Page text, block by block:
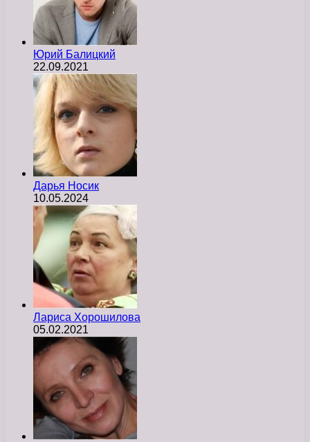
Юрий Балицкий
22.09.2021
Дарья Носик
10.05.2024
Лариса Хорошилова
05.02.2021